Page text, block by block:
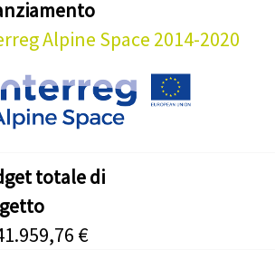
Alpine Space 2014-2020
totale di
€